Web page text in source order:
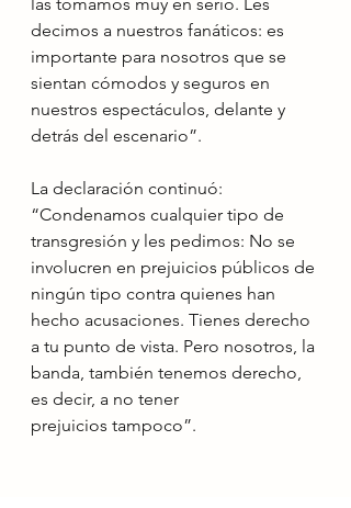
decimos a nuestros fanáticos: es
importante para nosotros que se
sientan cómodos y seguros en
nuestros espectáculos, delante y
detrás del escenario”.
La declaración continuó:
“Condenamos cualquier tipo de
transgresión y les pedimos: No se
involucren en prejuicios públicos de
ningún tipo contra quienes han
hecho acusaciones. Tienes derecho
a tu punto de vista. Pero nosotros, la
banda, también tenemos derecho,
es decir, a no tener
prejuicios tampoco”.